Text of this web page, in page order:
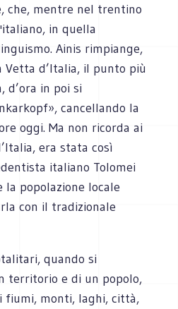
che, mentre nel trentino
in quella
Ainis rimpiange,
Vetta d’Italia, il punto più
d’ora in poi si
cancellando la
oggi. Ma non ricorda ai
era stata così
italiano Tolomei
popolazione locale
con il tradizionale
quando si
territorio e di un popolo,
fiumi, monti, laghi, città,